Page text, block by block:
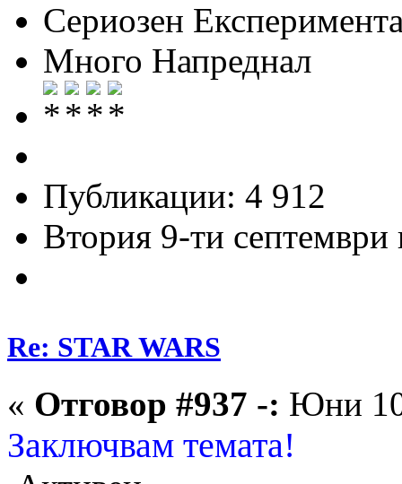
Сериозен
Много Напреднал
Публикации: 4 912
Втория 9-ти
Re: STAR WARS
« Отговор #937 -: Юни
Заключвам темата!